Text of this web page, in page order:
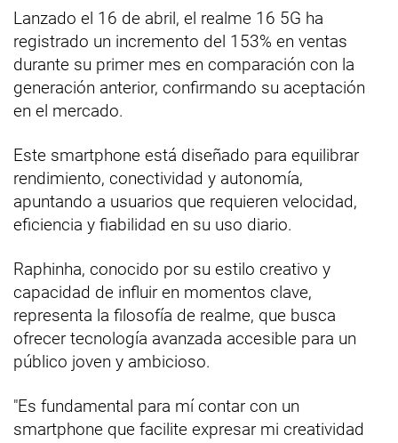
Lanzado el 16 de abril, el realme 16 5G ha
registrado un incremento del 153% en ventas
durante su primer mes en comparación con la
generación anterior, confirmando su aceptación
en el mercado.
Este smartphone está diseñado para equilibrar
rendimiento, conectividad y autonomía,
apuntando a usuarios que requieren velocidad,
eficiencia y fiabilidad en su uso diario.
Raphinha, conocido por su estilo creativo y
capacidad de influir en momentos clave,
representa la filosofía de realme, que busca
ofrecer tecnología avanzada accesible para un
público joven y ambicioso.
"Es fundamental para mí contar con un
smartphone que facilite expresar mi creatividad